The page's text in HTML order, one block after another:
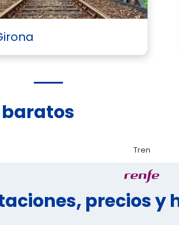
baratos
Tren
precios y